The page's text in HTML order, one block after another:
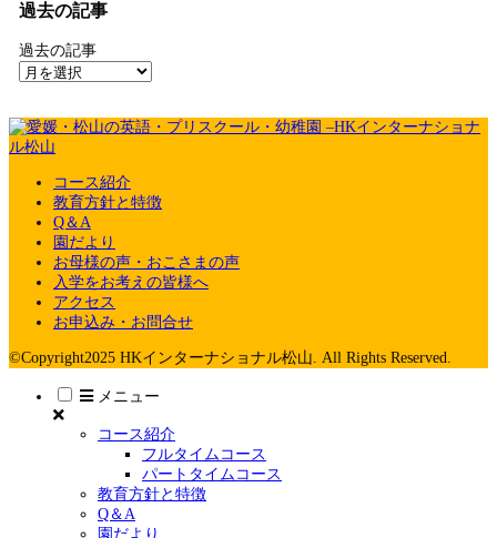
過去の記事
過去の記事
コース紹介
教育方針と特徴
Q＆A
園だより
お母様の声・おこさまの声
入学をお考えの皆様へ
アクセス
お申込み・お問合せ
©Copyright2025 HKインターナショナル松山. All Rights Reserved.
メニュー
コース紹介
フルタイムコース
パートタイムコース
教育方針と特徴
Q＆A
園だより